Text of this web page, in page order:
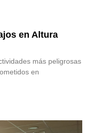
en Altura
más peligrosas
en